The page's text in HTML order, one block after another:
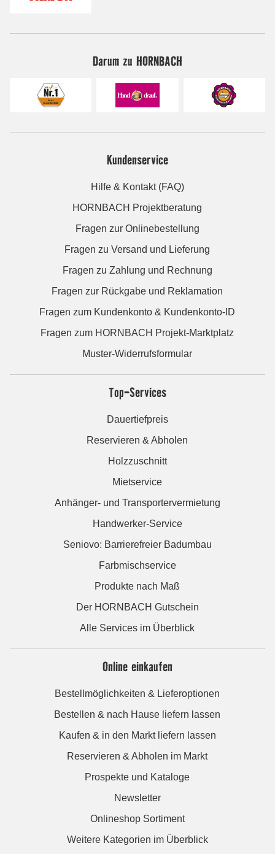
Darum zu HORNBACH
Kundenservice
Hilfe & Kontakt (FAQ)
HORNBACH Projektberatung
Fragen zur Onlinebestellung
Fragen zu Versand und Lieferung
Fragen zu Zahlung und Rechnung
Fragen zur Rückgabe und Reklamation
Fragen zum Kundenkonto & Kundenkonto-ID
Fragen zum HORNBACH Projekt-Marktplatz
Muster-Widerrufsformular
Top-Services
Dauertiefpreis
Reservieren & Abholen
Holzzuschnitt
Mietservice
Anhänger- und Transportervermietung
Handwerker-Service
Seniovo: Barrierefreier Badumbau
Farbmischservice
Produkte nach Maß
Der HORNBACH Gutschein
Alle Services im Überblick
Online einkaufen
Bestellmöglichkeiten & Lieferoptionen
Bestellen & nach Hause liefern lassen
Kaufen & in den Markt liefern lassen
Reservieren & Abholen im Markt
Prospekte und Kataloge
Newsletter
Onlineshop Sortiment
Weitere Kategorien im Überblick